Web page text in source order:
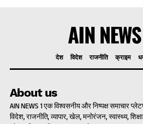
AIN
देश विदेश राजनीति क्राइम
About us
AIN NEWS 1 एक विश्वसनीय और निष्पक्ष समाचार
विदेश, राजनीति, व्यापार, खेल, मनोरंजन, स्वास्थ्य,